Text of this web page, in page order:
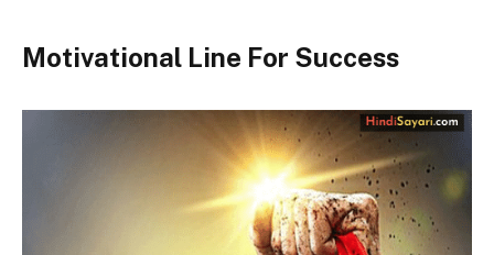
Motivational Line For Success